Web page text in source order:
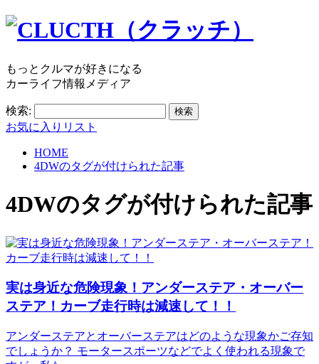
もっとクルマが好きになる
カーライフ情報メディア
検索:
お気に入りリスト
HOME
4DWのタグが付けられた記事
4DWのタグが付けられた記事
実は身近な危険現象！アンダーステア・オーバー
ステア！カーブ走行時は減速して！！
アンダーステアとオーバーステアはどのような現象かご存知
でしょうか？ モータースポーツなどでよく使われる現象で